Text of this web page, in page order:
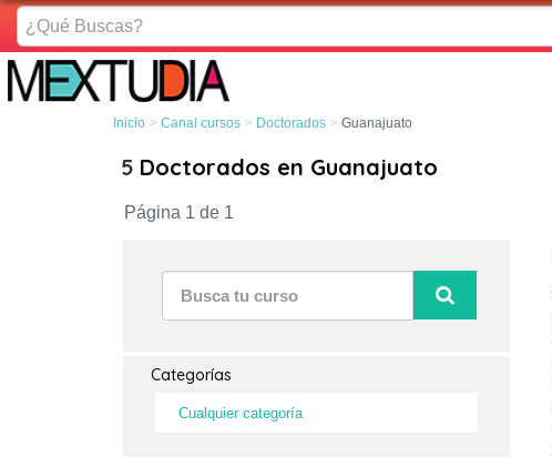
¿Qué
Buscas?
Inicio Canal cursos Doctorados Guanajuato
5 Doctorados en Guanajuato
Página 1 de 1
Categorías
Cualquier categoría